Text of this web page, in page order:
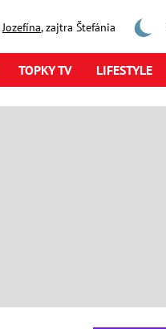
Jozefína, zajtra Štefánia
TOPKY TV LIFESTYLE